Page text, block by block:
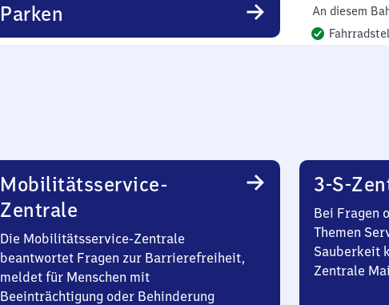
Parken
An diesem
Mobilitätsservice-
Zentrale
Die Mobilitätsservice-Zentrale
beantwortet Fragen zur Barrierefreiheit,
meldet für Menschen mit
Beeinträchtigung oder Behinderung
3-S-
Bei Fragen
Themen
Sauberkeit
Zentrale